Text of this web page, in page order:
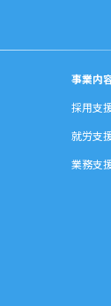
事業内
採用支
就労支
業務支